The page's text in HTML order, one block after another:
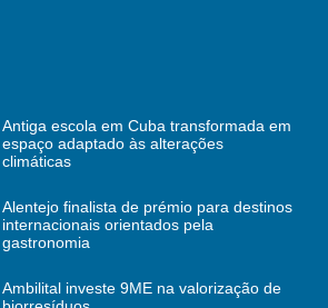
Antiga escola em Cuba transformada em
espaço adaptado às alterações
climáticas
Alentejo finalista de prémio para destinos
internacionais orientados pela
gastronomia
Ambilital investe 9ME na valorização de